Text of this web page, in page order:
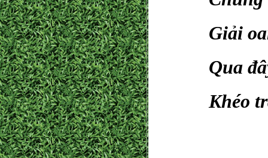
Giải oan
Qua đây
Khéo